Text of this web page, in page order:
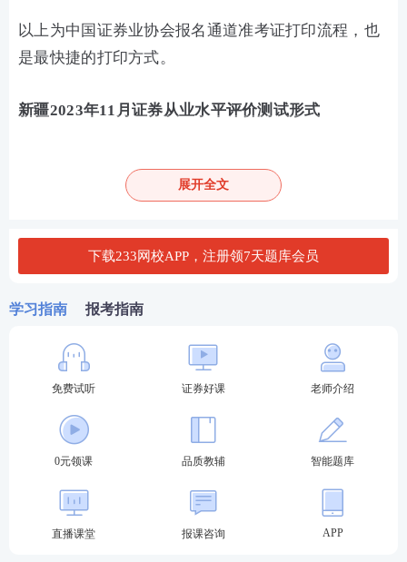
以上为中国证券业协会报名通道准考证打印流程，也
是最快捷的打印方式。
新疆2023年11月证券从业水平评价测试形式
题、多选题、判断题、综合题,测试题量均为120题，
试卷正确率达到60%以上，即为该科目达到基本要
测试时间均为120分钟。
新疆2023年11月证券从业水平评价测试场次安排
第1场 9:30-11:30
《金融市场基础知
识》
《证券市场基本
法规》
《证券公司高级管理
法规》
展开全文
下载233网校APP，注册领7天题库会员
学习指南 报考指南
免费试听 证券好课 老师介绍
0元领课 品质教辅 智能题库
直播课堂 报课咨询 APP